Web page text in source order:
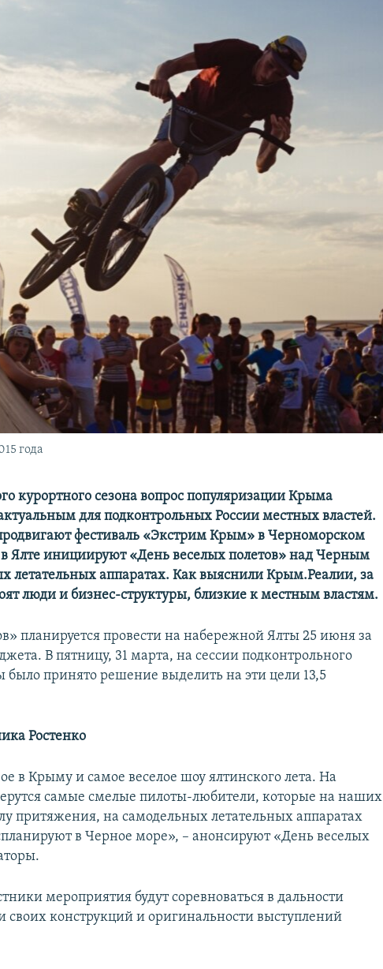
года
курортного сезона вопрос популяризации Крыма
для подконтрольных России местных властей.
фестиваль «Экстрим Крым» в Черноморском
Ялте инициируют «День веселых полетов» над Черным
летательных аппаратах. Как выяснили Крым.Реалии, за
люди и бизнес-структуры, близкие к местным властям.
планируется провести на набережной Ялты 25 июня за
В пятницу, 31 марта, на сессии подконтрольного
было принято решение выделить на эти цели 13,5
Ростенко
в Крыму и самое веселое шоу ялтинского лета. На
самые смелые пилоты-любители, которые на наших
притяжения, на самодельных летательных аппаратах
в Черное море», – анонсируют «День веселых
мероприятия будут соревноваться в дальности
своих конструкций и оригинальности выступлений